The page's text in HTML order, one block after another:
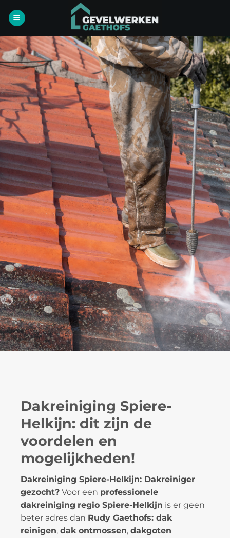
naar
Dakreiniging Spiere-
Helkijn: dit zijn de
voordelen en
mogelijkheden!
Dakreiniging Spiere-Helkijn: Dakreiniger
gezocht? Voor een professionele
dakreiniging regio Spiere-Helkijn is er geen
beter adres dan Rudy Gaethofs: dak
reinigen, dak ontmossen, dakgoten